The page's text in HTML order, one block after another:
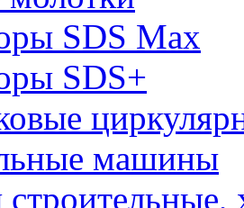
SDS Max
SDS+
машины